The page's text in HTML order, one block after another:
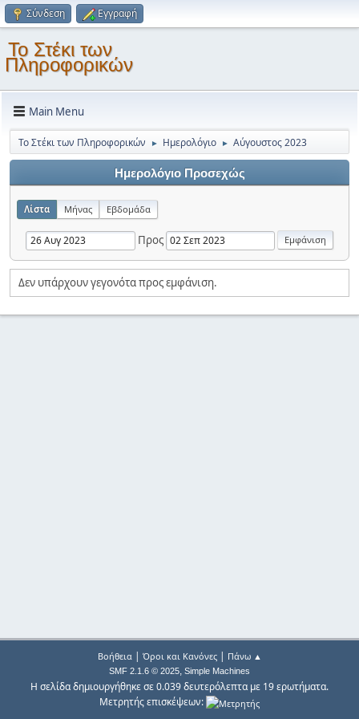
Σύνδεση Εγγραφή
Το Στέκι των
Πληροφορικών
Main Menu
Το Στέκι των Πληροφορικών ► Ημερολόγιο ► Αύγουστος 2023
Ημερολόγιο Προσεχώς
Λίστα Μήνας Εβδομάδα
Προς
Δεν υπάρχουν γεγονότα προς εμφάνιση.
Βοήθεια| Όροι και Κανόνες| Πάνω ▲
SMF 2.1.6 © 2025, Simple Machines
Η σελίδα δημιουργήθηκε σε 0.039 δευτερόλεπτα με 19 ερωτήματα.
Μετρητής επισκέψεων: